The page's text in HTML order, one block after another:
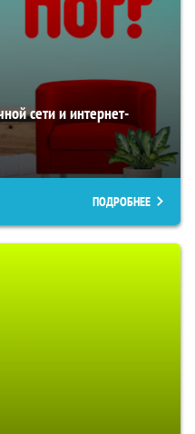
сети и интернет-
ПОДРОБНЕЕ